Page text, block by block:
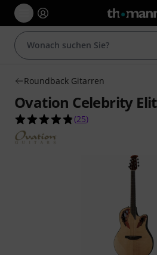
Roundback Gitarren
Ovation Celebrity
4.8 von 5 Sternen
(25)